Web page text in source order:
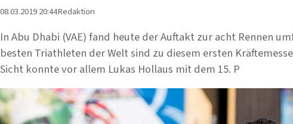
08.03.2019 20:44Redaktion
In Abu Dhabi (VAE) fand heute der Auftakt zur acht Rennen
besten Triathleten der Welt sind zu diesem ersten
Sicht konnte vor allem Lukas Hollaus mit dem 15. P